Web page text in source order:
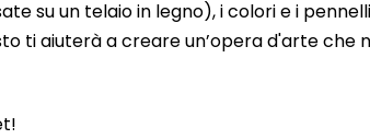
su un telaio in legno), i colori e i
ti aiuterà a creare un’opera d'arte che